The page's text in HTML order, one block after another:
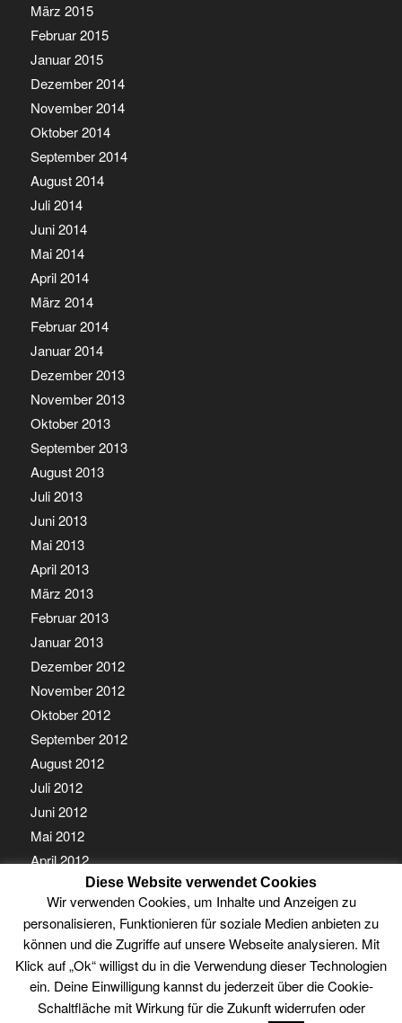
März 2015
Februar 2015
Januar 2015
Dezember 2014
November 2014
Oktober 2014
September 2014
August 2014
Juli 2014
Juni 2014
Mai 2014
April 2014
März 2014
Februar 2014
Januar 2014
Dezember 2013
November 2013
Oktober 2013
September 2013
August 2013
Juli 2013
Juni 2013
Mai 2013
April 2013
März 2013
Februar 2013
Januar 2013
Dezember 2012
November 2012
Oktober 2012
September 2012
August 2012
Juli 2012
Juni 2012
Mai 2012
April 2012
März 2012
Februar 2012
Januar 2012
Diese Website verwendet Cookies
Wir verwenden Cookies, um Inhalte und Anzeigen zu
personalisieren, Funktionieren für soziale Medien anbieten zu
können und die Zugriffe auf unsere Webseite analysieren. Mit
Klick auf „Ok“ willigst du in die Verwendung dieser Technologien
ein. Deine Einwilligung kannst du jederzeit über die Cookie-
Schaltfläche mit Wirkung für die Zukunft widerrufen oder